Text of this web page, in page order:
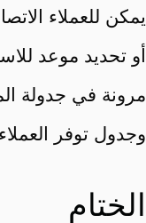
يمكن للعملاء
أو تحديد موعد
مرونة في جدولة
وجدول توفر
الختام